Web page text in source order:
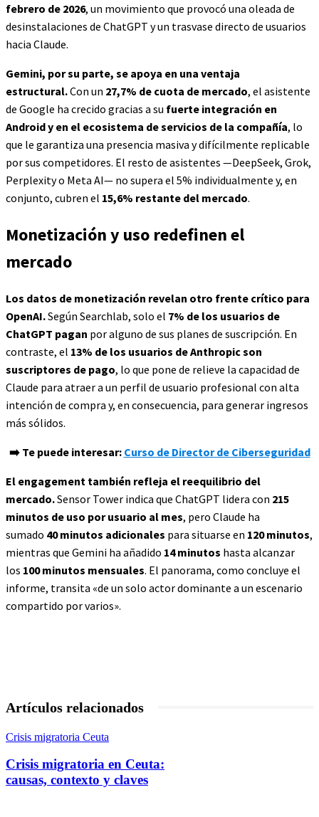
febrero de 2026, un movimiento que provocó una oleada de
desinstalaciones de ChatGPT y un trasvase directo de usuarios
hacia Claude.
Gemini, por su parte, se apoya en una ventaja
estructural.Con un 27,7% de cuota de mercado, el asistente
de Google ha crecido gracias a su fuerte integración en
Android y en el ecosistema de servicios de la compañía, lo
que le garantiza una presencia masiva y difícilmente replicable
por sus competidores. El resto de asistentes —DeepSeek, Grok,
Perplexity o Meta AI— no supera el 5% individualmente y, en
conjunto, cubren el 15,6% restante del mercado.
Monetización y uso redefinen el
mercado
Los datos de monetización revelan otro frente crítico para
OpenAI.Según Searchlab, solo el 7% de los usuarios de
ChatGPT pagan por alguno de sus planes de suscripción. En
contraste, el 13% de los usuarios de Anthropic son
suscriptores de pago, lo que pone de relieve la capacidad de
Claude para atraer a un perfil de usuario profesional con alta
intención de compra y, en consecuencia, para generar ingresos
más sólidos.
➡️ Te puede interesar: Curso de Director de Ciberseguridad
El engagement también refleja el reequilibrio del
mercado.Sensor Tower indica que ChatGPT lidera con 215
minutos de uso por usuario al mes, pero Claude ha
sumado 40 minutos adicionales para situarse en 120 minutos,
mientras que Gemini ha añadido 14 minutos hasta alcanzar
los 100 minutos mensuales. El panorama, como concluye el
informe, transita «de un solo actor dominante a un escenario
compartido por varios».
Artículos relacionados
Crisis migratoria Ceuta
Crisis migratoria en Ceuta:
causas, contexto y claves